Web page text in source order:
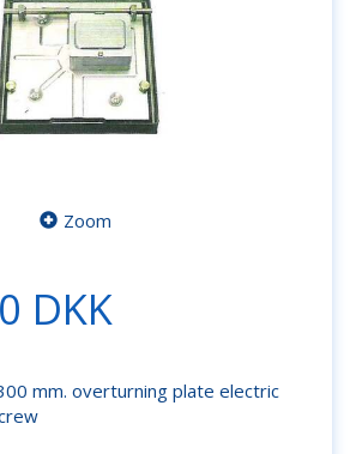
Zoom
DKK
mm. overturning plate electric